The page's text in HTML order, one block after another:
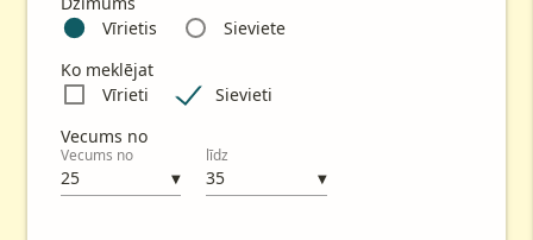
Vīrietis
Sieviete
Ko meklējat
Vīrieti
Sievieti
Vecums no
▼
Vecums no
▼
līdz